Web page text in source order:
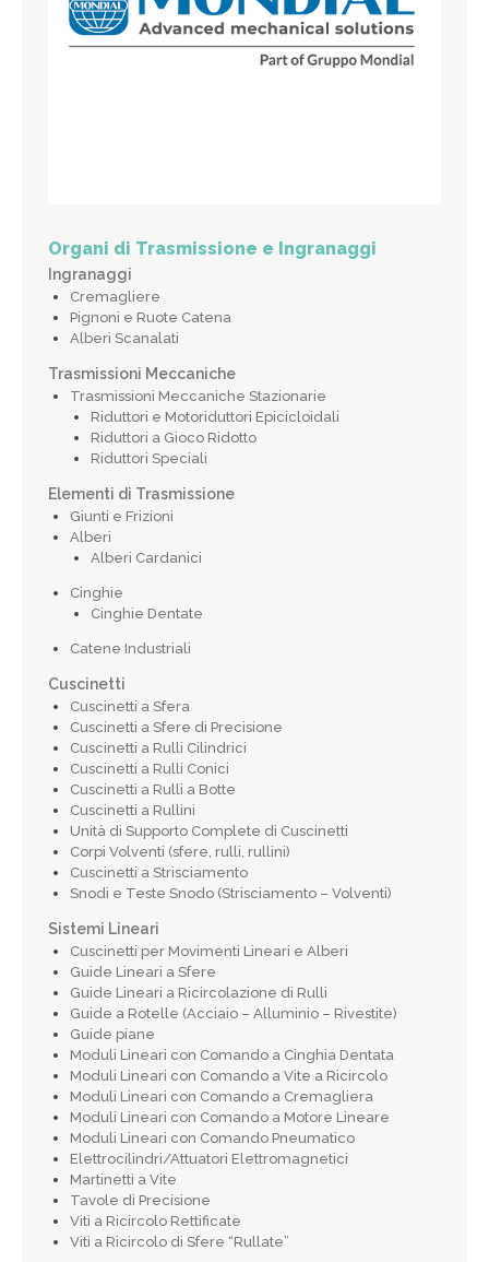
Organi di Trasmissione e Ingranaggi
Ingranaggi
Cremagliere
Pignoni e Ruote Catena
Alberi Scanalati
Trasmissioni Meccaniche
Trasmissioni Meccaniche Stazionarie
Riduttori e Motoriduttori Epicicloidali
Riduttori a Gioco Ridotto
Riduttori Speciali
Elementi di Trasmissione
Giunti e Frizioni
Alberi
Alberi Cardanici
Cinghie
Cinghie Dentate
Catene Industriali
Cuscinetti
Cuscinetti a Sfera
Cuscinetti a Sfere di Precisione
Cuscinetti a Rulli Cilindrici
Cuscinetti a Rulli Conici
Cuscinetti a Rulli a Botte
Cuscinetti a Rullini
Unità di Supporto Complete di Cuscinetti
Corpi Volventi (sfere, rulli, rullini)
Cuscinetti a Strisciamento
Snodi e Teste Snodo (Strisciamento – Volventi)
Sistemi Lineari
Cuscinetti per Movimenti Lineari e Alberi
Guide Lineari a Sfere
Guide Lineari a Ricircolazione di Rulli
Guide a Rotelle (Acciaio – Alluminio – Rivestite)
Guide piane
Moduli Lineari con Comando a Cinghia Dentata
Moduli Lineari con Comando a Vite a Ricircolo
Moduli Lineari con Comando a Cremagliera
Moduli Lineari con Comando a Motore Lineare
Moduli Lineari con Comando Pneumatico
Elettrocilindri/Attuatori Elettromagnetici
Martinetti a Vite
Tavole di Precisione
Viti a Ricircolo Rettificate
Viti a Ricircolo di Sfere “Rullate”